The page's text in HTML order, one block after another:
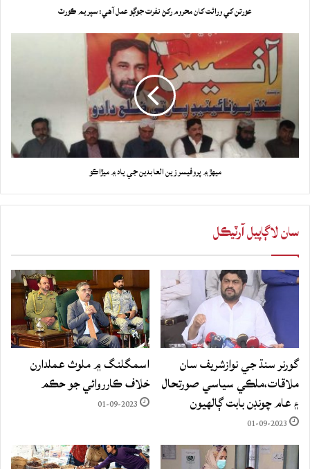
عورتن کي وراثت کان محروم رکڻ نفرت جوڳو عمل آهي: سپريم ڪورٽ
ميهڙ ۾ پروفيسر زين العابدين جي ياد ۾ ميڙاڪو
سان لاڳاپيل آرٽيڪل
گورنر سنڌ جي نوازشريف سان
ملاقات،ملڪي سياسي صورتحال
۽ عام چونڊن بابت ڳالهيون
01-09-2023
اسمگلنگ ۾ ملوث عملدارن
خلاف ڪارروائي جو حڪم
01-09-2023